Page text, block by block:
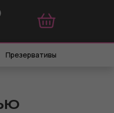
Презервативы